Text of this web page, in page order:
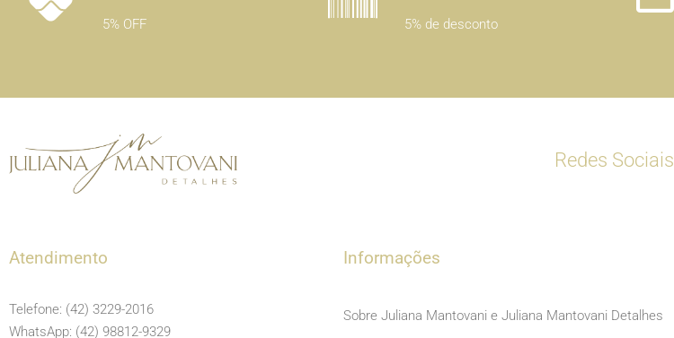
5% OFF 5% de desconto
Redes Sociais
Atendimento
Telefone: (42) 3229-2016
WhatsApp: (42) 98812-9329
Informações
Sobre Juliana Mantovani e Juliana Mantovani Detalhes